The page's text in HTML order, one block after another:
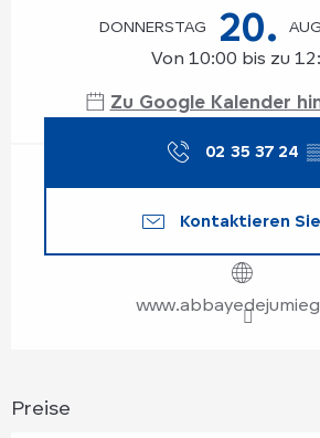
DONNERSTAG 20.
Von 10:00 bis zu
Zu Google Kalender
02 35 37 24
Kontaktieren
Preise